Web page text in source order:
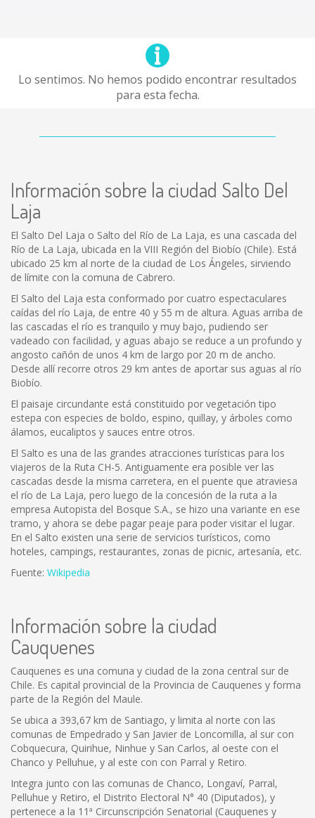
Lo sentimos. No hemos podido encontrar resultados
para esta fecha.
Información sobre la ciudad Salto Del
Laja
El Salto Del Laja o Salto del Río de La Laja, es una cascada del
Río de La Laja, ubicada en la VIII Región del Biobío (Chile). Está
ubicado 25 km al norte de la ciudad de Los Ángeles, sirviendo
de límite con la comuna de Cabrero.
El Salto del Laja esta conformado por cuatro espectaculares
caídas del río Laja, de entre 40 y 55 m de altura. Aguas arriba de
las cascadas el río es tranquilo y muy bajo, pudiendo ser
vadeado con facilidad, y aguas abajo se reduce a un profundo y
angosto cañón de unos 4 km de largo por 20 m de ancho.
Desde allí recorre otros 29 km antes de aportar sus aguas al río
Biobío.
El paisaje circundante está constituido por vegetación tipo
estepa con especies de boldo, espino, quillay, y árboles como
álamos, eucaliptos y sauces entre otros.
El Salto es una de las grandes atracciones turísticas para los
viajeros de la Ruta CH-5. Antiguamente era posible ver las
cascadas desde la misma carretera, en el puente que atraviesa
el río de La Laja, pero luego de la concesión de la ruta a la
empresa Autopista del Bosque S.A., se hizo una variante en ese
tramo, y ahora se debe pagar peaje para poder visitar el lugar.
En el Salto existen una serie de servicios turísticos, como
hoteles, campings, restaurantes, zonas de picnic, artesanía, etc.
Fuente: Wikipedia
Información sobre la ciudad
Cauquenes
Cauquenes es una comuna y ciudad de la zona central sur de
Chile. Es capital provincial de la Provincia de Cauquenes y forma
parte de la Región del Maule.
Se ubica a 393,67 km de Santiago, y limita al norte con las
comunas de Empedrado y San Javier de Loncomilla, al sur con
Cobquecura, Quirihue, Ninhue y San Carlos, al oeste con el
Chanco y Pelluhue, y al este con con Parral y Retiro.
Integra junto con las comunas de Chanco, Longaví, Parral,
Pelluhue y Retiro, el Distrito Electoral N° 40 (Diputados), y
pertenece a la 11ª Circunscripción Senatorial (Cauquenes y